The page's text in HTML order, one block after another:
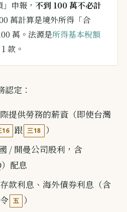
申報， 不到 100 萬不必計
萬計算是境外所得「合
萬。法源是所得基本稅額
款。
定：
提供勞務的薪資（即使台灣
16 跟 三18
）
/ 開曼公司股利，含
配息
款利息、海外債券利息（含
五 ）